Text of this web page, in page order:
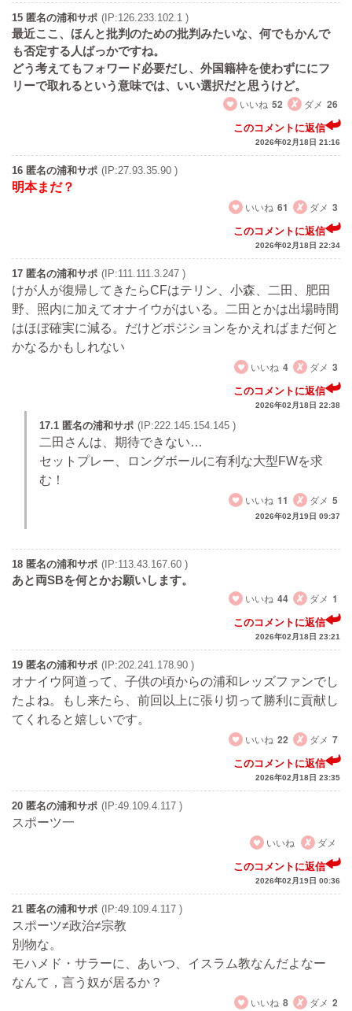
15 匿名の浦和サポ (IP:126.233.102.1 )
最近ここ、ほんと批判のための批判みたいな、何でもかんで
も否定する人ばっかですね。
どう考えてもフォワード必要だし、外国籍枠を使わずににフ
リーで取れるという意味では、いい選択だと思うけど。
いいね 52 ダメ 26
このコメントに返信
2026年02月18日 21:16
16 匿名の浦和サポ (IP:27.93.35.90 )
明本まだ？
いいね 61 ダメ 3
このコメントに返信
2026年02月18日 22:34
17 匿名の浦和サポ (IP:111.111.3.247 )
けが人が復帰してきたらCFはテリン、小森、二田、肥田
野、照内に加えてオナイウがはいる。二田とかは出場時間
はほぼ確実に減る。だけどポジションをかえればまだ何と
かなるかもしれない
いいね 4 ダメ 3
このコメントに返信
2026年02月18日 22:38
17.1 匿名の浦和サポ (IP:222.145.154.145 )
二田さんは、期待できない…
セットプレー、ロングボールに有利な大型FWを求
む！
いいね 11 ダメ 5
2026年02月19日 09:37
18 匿名の浦和サポ (IP:113.43.167.60 )
あと両SBを何とかお願いします。
いいね 44 ダメ 1
このコメントに返信
2026年02月18日 23:21
19 匿名の浦和サポ (IP:202.241.178.90 )
オナイウ阿道って、子供の頃からの浦和レッズファンでし
たよね。もし来たら、前回以上に張り切って勝利に貢献し
てくれると嬉しいです。
いいね 22 ダメ 7
このコメントに返信
2026年02月18日 23:35
20 匿名の浦和サポ (IP:49.109.4.117 )
スポーツ一
いいね
ダメ
このコメントに返信
2026年02月19日 00:36
21 匿名の浦和サポ (IP:49.109.4.117 )
スポーツ≠政治≠宗教
別物な。
モハメド・サラーに、あいつ、イスラム教なんだよなー
なんて，言う奴が居るか？
いいね 8 ダメ 2